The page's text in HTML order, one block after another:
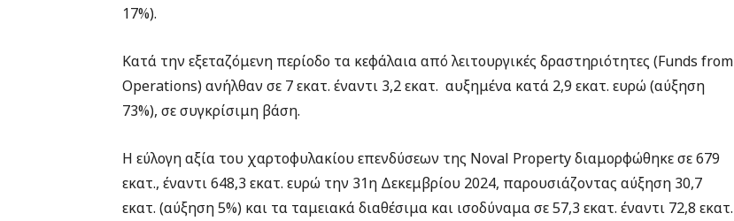
17%).
Κατά την εξεταζόμενη περίοδο τα κεφάλαια από λειτουργικές δραστηριότητες (Funds from
Operations) ανήλθαν σε 7 εκατ. έναντι 3,2 εκατ. αυξημένα κατά 2,9 εκατ. ευρώ (αύξηση
73%), σε συγκρίσιμη βάση.
Η εύλογη αξία του χαρτοφυλακίου επενδύσεων της Noval Property διαμορφώθηκε σε 679
εκατ., έναντι 648,3 εκατ. ευρώ την 31η Δεκεμβρίου 2024, παρουσιάζοντας αύξηση 30,7
εκατ. (αύξηση 5%) και τα ταμειακά διαθέσιμα και ισοδύναμα σε 57,3 εκατ. έναντι 72,8 εκατ.